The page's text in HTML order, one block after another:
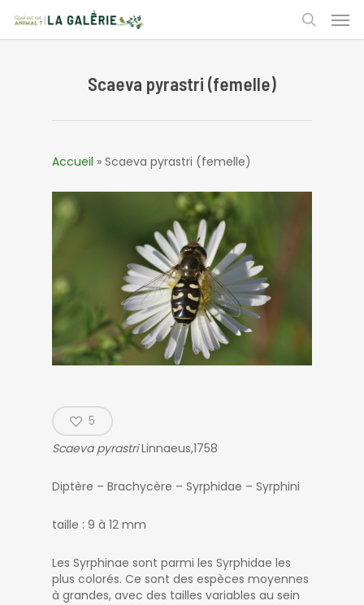
main
search
Scaeva pyrastri (femelle)
Accueil » Scaeva pyrastri (femelle)
5
Scaeva pyrastriLinnaeus,1758
Diptère – Brachycère – Syrphidae – Syrphini
taille : 9 à 12 mm
Les Syrphinae sont parmi les Syrphidae les
plus colorés. Ce sont des espèces moyennes
à grandes, avec des tailles variables au sein